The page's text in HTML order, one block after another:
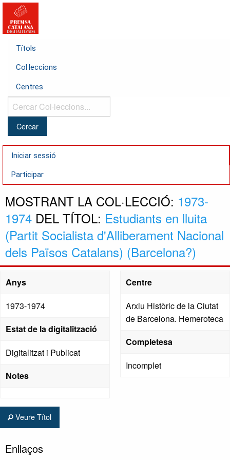
Títols
Col·leccions
Centres
Cercar
Col·leccions...
Iniciar sessió
Participar
MOSTRANT LA COL·LECCIÓ: 1973-
1974 DEL TÍTOL: Estudiants en lluita
(Partit Socialista d'Alliberament Nacional
dels Països Catalans) (Barcelona?)
Anys
1973-1974
Estat de la digitalització
Digitalitzat i Publicat
Notes
Centre
Arxiu Històric de la Ciutat
de Barcelona. Hemeroteca
Completesa
Incomplet
Veure Títol
Enllaços